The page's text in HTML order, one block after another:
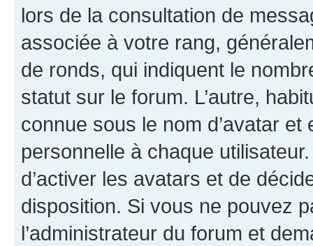
lors de la consultation de
associée à votre rang,
de ronds, qui indiquent le
statut sur le forum. L’autre,
connue sous le nom d’avatar
personnelle à chaque
d’activer les avatars et de
disposition. Si vous ne pouvez
l’administrateur du forum et